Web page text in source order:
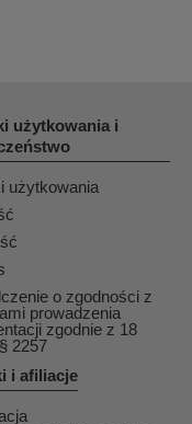
użytkowania i
użytkowania
o zgodności z
prowadzenia
zgodnie z 18
2257
i afiliacje